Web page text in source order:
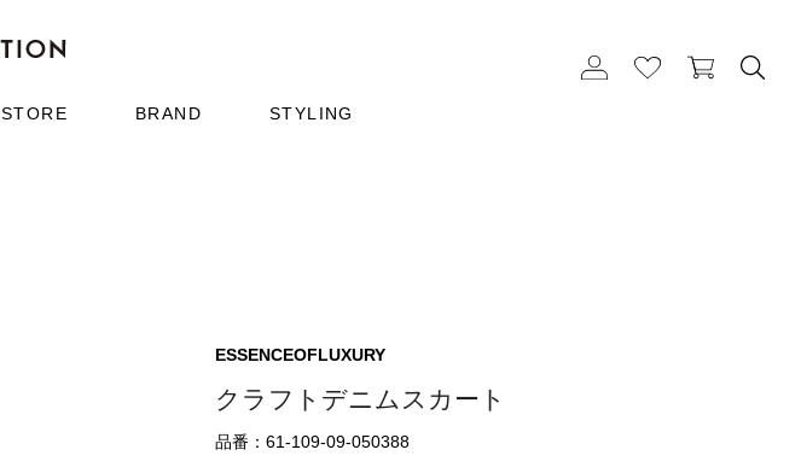
STORE BRAND STYLING
ESSENCEOFLUXURY
クラフトデニムスカート
品番：61-109-09-050388